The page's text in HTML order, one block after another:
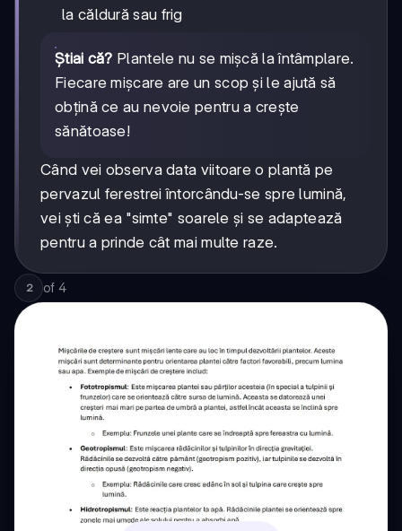
la căldură sau frig
Știai că? Plantele nu se mișcă la întâmplare.
Fiecare mișcare are un scop și le ajută să
obțină ce au nevoie pentru a crește
sănătoase!
Când vei observa data viitoare o plantă pe
pervazul ferestrei întorcându-se spre lumină,
vei ști că ea "simte" soarele și se adaptează
pentru a prinde cât mai multe raze.
2 of 4